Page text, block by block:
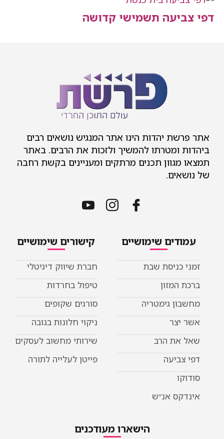
תשמישי קדושה
יהדות הינו אתר המנגיש נושאים רבים
ומטרתו להמשיך ולזכות את הרבים. באתר
תכנים מרתקים ומעניינים בקשת רחבה
שימושיים
שבת
גימטריה
הרב
אנ״ש
קישורים שימושיים
חברת שיווק דיגיטלי
טיפול בחרדות
סורגים שקופים
ניקוי חלונות בגובה
שירותי מחשוב לעסקים
פייטן לעלייה לתורה
הישארו מעודכנים